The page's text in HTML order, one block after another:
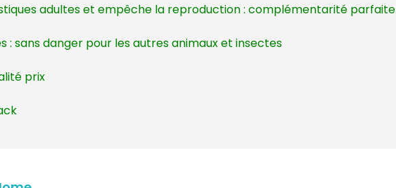
adultes et empêche la reproduction : complémentarité parfaite
: sans danger pour les autres animaux et insectes
prix